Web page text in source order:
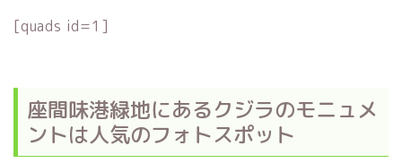
[quads id=1]
座間味港緑地にあるクジラのモニュメ
ントは人気のフォトスポット